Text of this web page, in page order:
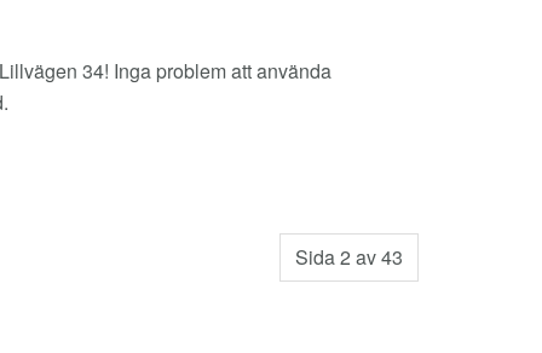
34! Inga problem att använda
Sida 2 av 43